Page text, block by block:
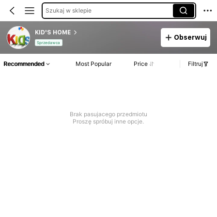
Szukaj w sklepie
KID'S HOME
Sprzedawca
Obserwuj
Recommended Most Popular Price Filtruj
Brak pasujacego przedmiotu
Proszę spróbuj inne opcje.